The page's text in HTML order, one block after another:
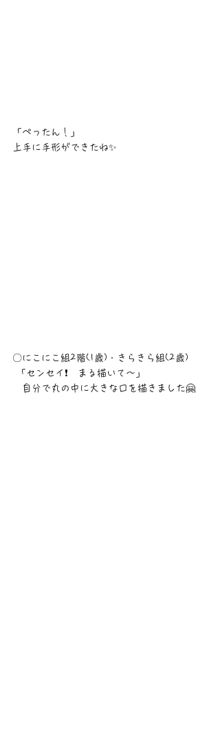
「ぺったん！」
上手に手形ができたね✨
〇にこにこ組2階(1歳)・きらきら組(2歳)
「センセイ❗　まる描いて〜」
自分で丸の中に大きな口を描きました🤗